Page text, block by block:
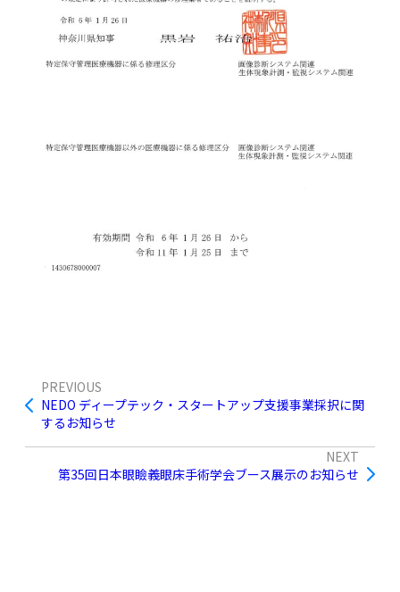
PREVIOUS
NEDO ディープテック・スタートアップ支援事業採択に関
するお知らせ
NEXT
第35回日本眼瞼義眼床手術学会ブース展示のお知らせ